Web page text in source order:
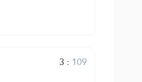
3 : 109